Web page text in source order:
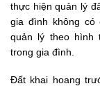
thực hiện quản lý
gia đình không có
quản lý theo hình
trong gia đình.
Đất khai hoang